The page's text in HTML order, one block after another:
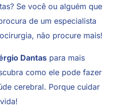
Se você ou alguém que
de um especialista
não procure mais!
Dantas para mais
como ele pode fazer
cerebral. Porque cuidar